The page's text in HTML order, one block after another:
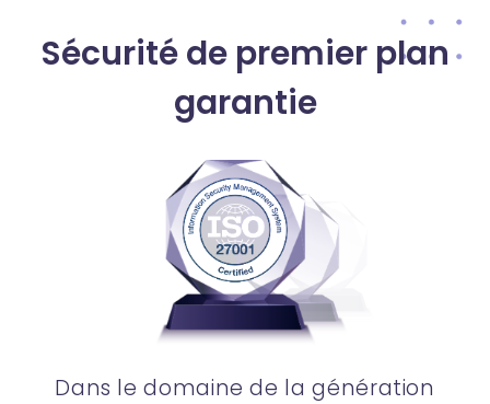
Sécurité de premier plan
garantie
Dans le domaine de la génération